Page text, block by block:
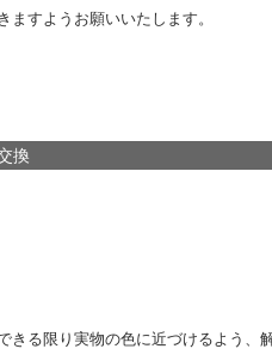
すようお願いいたします。
換
る限り実物の色に近づけるよう、